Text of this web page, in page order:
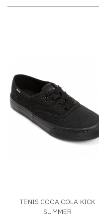
TENIS COCA COLA KICK
SUMMER